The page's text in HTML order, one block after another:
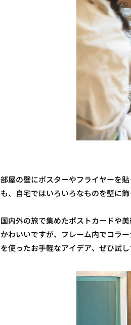
部屋の壁にポスターやフライヤーを
も、自宅ではいろいろなものを壁に飾
国内外の旅で集めたポストカードや
かわいいですが、フレーム内でコラ
を使ったお手軽なアイデア、ぜひ試し